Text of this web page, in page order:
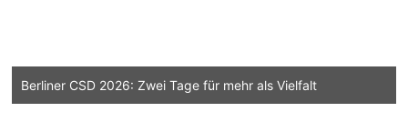
Berliner CSD 2026: Zwei Tage für mehr als Vielfalt